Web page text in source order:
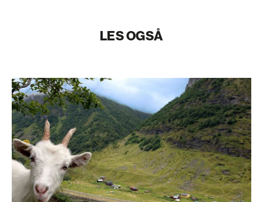
LES OGSÅ